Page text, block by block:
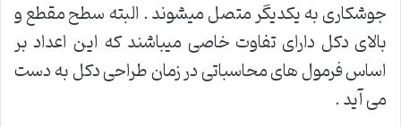
جوشکاری به یکدیگر متصل میشوند . البته سطح مقطع و
بالای دکل دارای تفاوت خاصی میباشند که این اعداد بر
اساس فرمول های محاسباتی در زمان طراحی دکل به دست
می آید .